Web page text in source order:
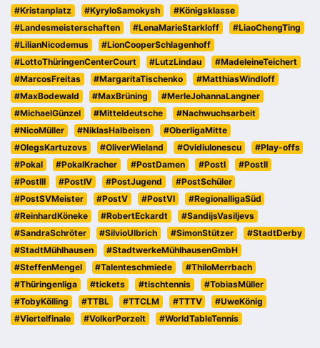
#Kristanplatz
#KyryloSamokysh
#Königsklasse
#Landesmeisterschaften
#LenaMarieStarkloff
#LiaoChengTing
#LilianNicodemus
#LionCooperSchlagenhoff
#LottoThüringenCenterCourt
#LutzLindau
#MadeleineTeichert
#MarcosFreitas
#MargaritaTischenko
#MatthiasWindloff
#MaxBodewald
#MaxBrüning
#MerleJohannaLangner
#MichaelGünzel
#Mitteldeutsche
#Nachwuchsarbeit
#NicoMüller
#NiklasHalbeisen
#OberligaMitte
#OlegsKartuzovs
#OliverWieland #OvidiuIonescu
#Play-offs
#Pokal
#PokalKracher #PostDamen #PostI
#PostII
#PostIII
#PostIV #PostJugend
#PostSchüler
#PostSVMeister
#PostV #PostVI
#RegionalligaSüd
#ReinhardKöneke
#RobertEckardt
#SandijsVasiljevs
#SandraSchröter
#SilvioUlbrich #SimonStützer
#StadtDerby
#StadtMühlhausen
#StadtwerkeMühlhausenGmbH
#SteffenMengel
#Talenteschmiede
#ThiloMerrbach
#Thüringenliga
#tickets #tischtennis
#TobiasMüller
#TobyKölling
#TTBL #TTCLM #TTTV
#UweKönig
#Viertelfinale
#VolkerPorzelt #WorldTableTennis